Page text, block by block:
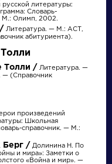
Произведения
русской литературы:
Словарь-
М.: Олимп, 2002.
/ Литература. — М.: АСТ,
абитуриента).
Толли / Литература. —
(Справочник
произведений
Школьная
справочник. — М.:
Берг / Долинина Н. По
и мира»: Заметки о
«Война и мир». —